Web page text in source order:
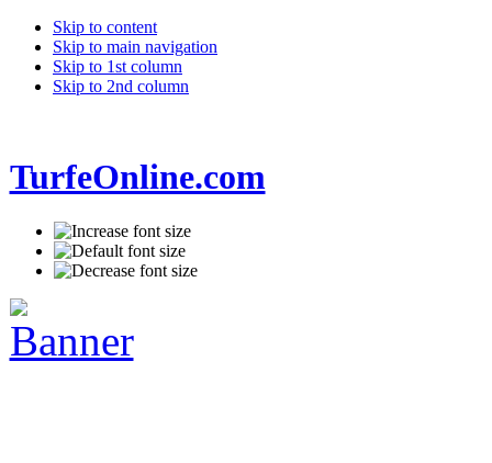
Skip to content
Skip to main navigation
Skip to 1st column
Skip to 2nd column
TurfeOnline.com